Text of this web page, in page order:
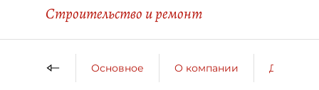
Строительство и ремонт
Основное О компании ДП о